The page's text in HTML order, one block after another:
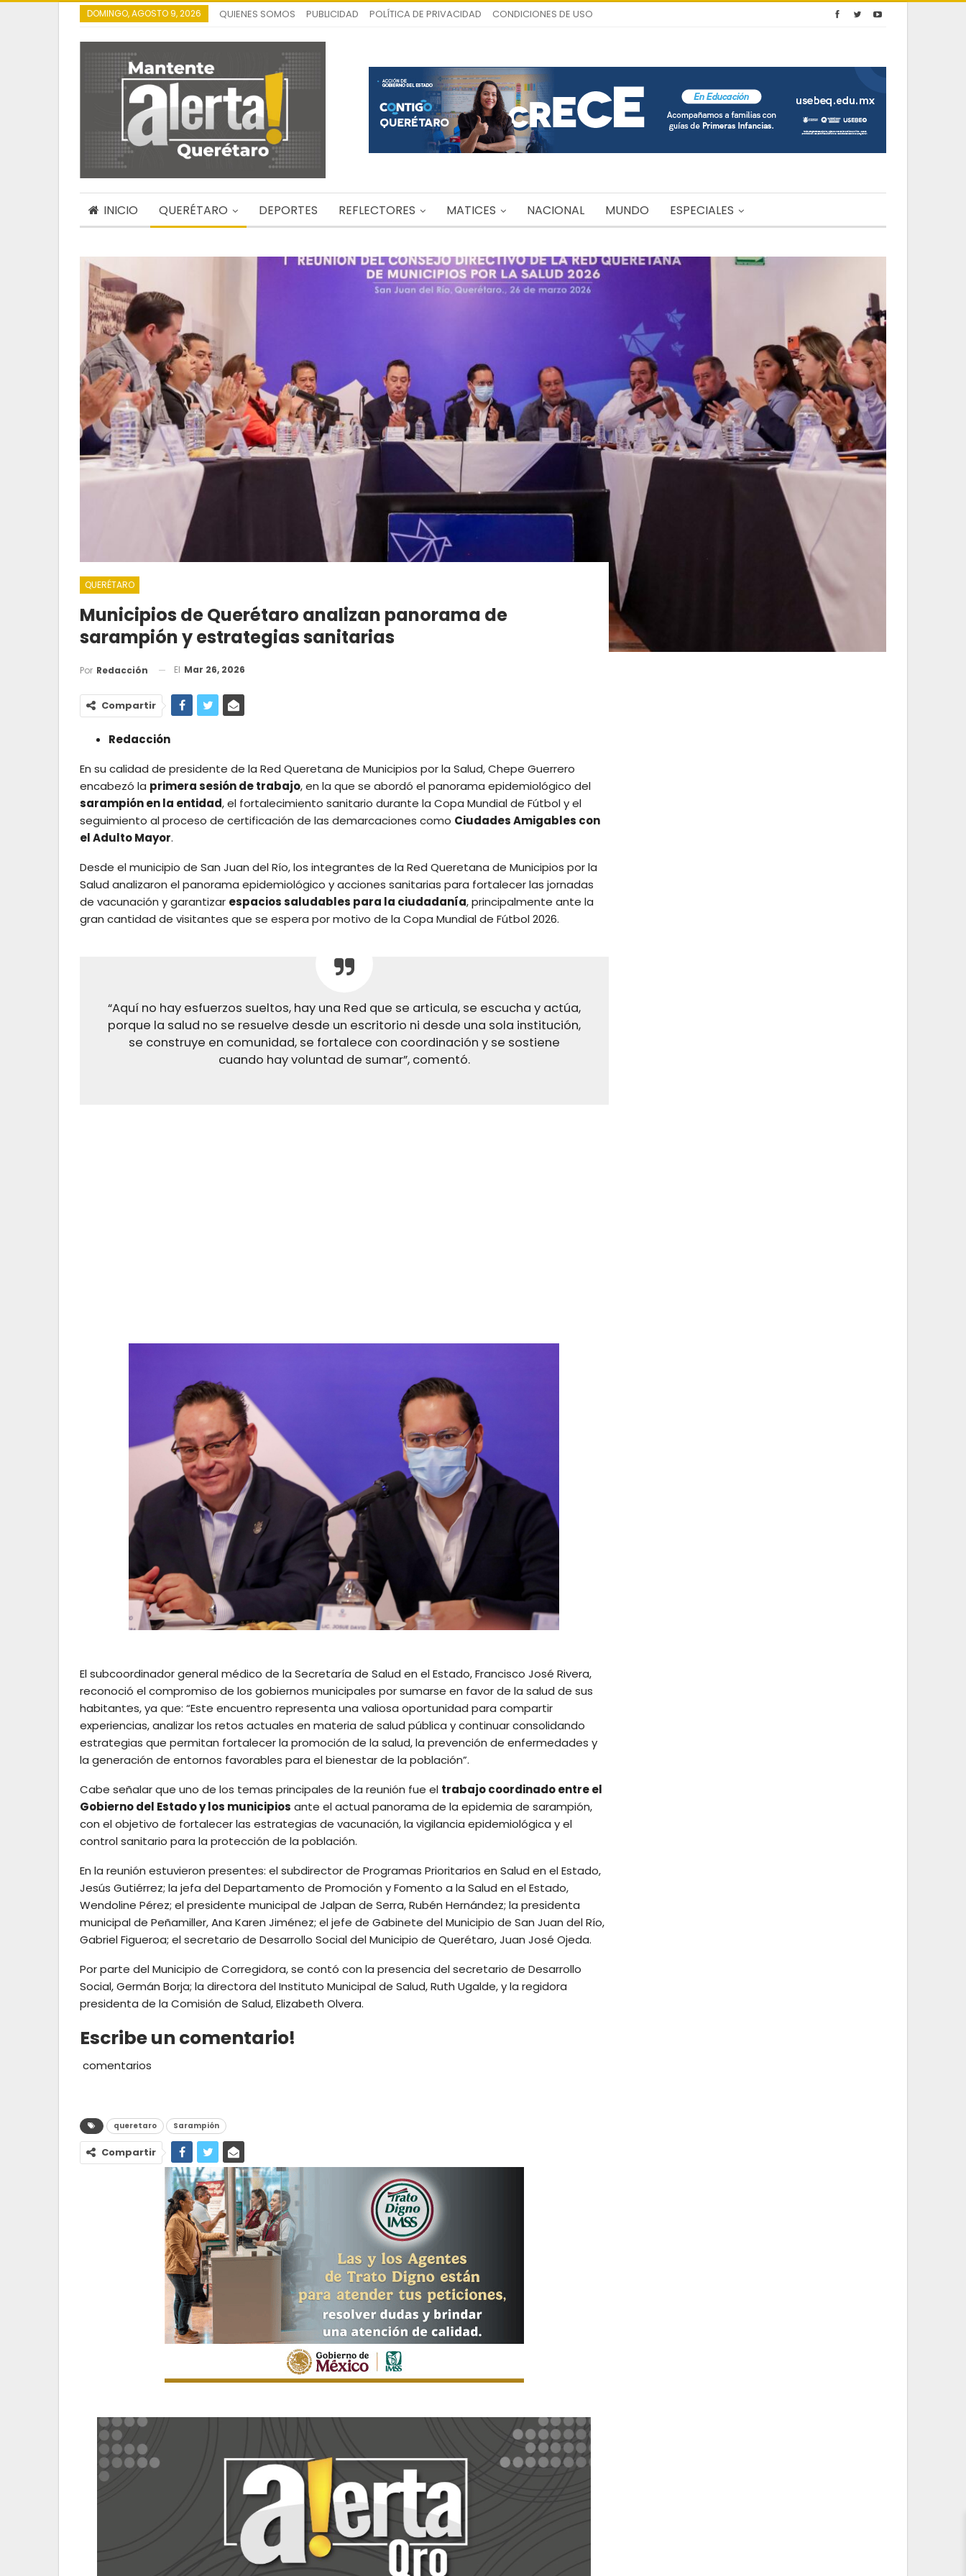
DOMINGO, AGOSTO 9, 2026 QUIENES SOMOS PUBLICIDAD POLÍTICA DE PRIVACIDAD CONDICIONES DE USO
INICIO QUERÉTARO DEPORTES REFLECTORES MATICES NACIONAL MUNDO ESPECIALES
QUERÉTARO
Municipios de Querétaro analizan panorama de
sarampión y estrategias sanitarias
Por Redacción El Mar 26, 2026
Compartir
Redacción
En su calidad de presidente de la Red Queretana de Municipios por la Salud, Chepe Guerrero
encabezó la primera sesión de trabajo, en la que se abordó el panorama epidemiológico del
sarampión en la entidad, el fortalecimiento sanitario durante la Copa Mundial de Fútbol y el
seguimiento al proceso de certificación de las demarcaciones como Ciudades Amigables con
el Adulto Mayor.
Desde el municipio de San Juan del Río, los integrantes de la Red Queretana de Municipios por la
Salud analizaron el panorama epidemiológico y acciones sanitarias para fortalecer las jornadas
de vacunación y garantizar espacios saludables para la ciudadanía, principalmente ante la
gran cantidad de visitantes que se espera por motivo de la Copa Mundial de Fútbol 2026.
“Aquí no hay esfuerzos sueltos, hay una Red que se articula, se escucha y actúa,
porque la salud no se resuelve desde un escritorio ni desde una sola institución,
se construye en comunidad, se fortalece con coordinación y se sostiene
cuando hay voluntad de sumar”, comentó.
El subcoordinador general médico de la Secretaría de Salud en el Estado, Francisco José Rivera,
reconoció el compromiso de los gobiernos municipales por sumarse en favor de la salud de sus
habitantes, ya que: “Este encuentro representa una valiosa oportunidad para compartir
experiencias, analizar los retos actuales en materia de salud pública y continuar consolidando
estrategias que permitan fortalecer la promoción de la salud, la prevención de enfermedades y
la generación de entornos favorables para el bienestar de la población”.
Cabe señalar que uno de los temas principales de la reunión fue el trabajo coordinado entre el
Gobierno del Estado y los municipios ante el actual panorama de la epidemia de sarampión,
con el objetivo de fortalecer las estrategias de vacunación, la vigilancia epidemiológica y el
control sanitario para la protección de la población.
En la reunión estuvieron presentes: el subdirector de Programas Prioritarios en Salud en el Estado,
Jesús Gutiérrez; la jefa del Departamento de Promoción y Fomento a la Salud en el Estado,
Wendoline Pérez; el presidente municipal de Jalpan de Serra, Rubén Hernández; la presidenta
municipal de Peñamiller, Ana Karen Jiménez; el jefe de Gabinete del Municipio de San Juan del Río,
Gabriel Figueroa; el secretario de Desarrollo Social del Municipio de Querétaro, Juan José Ojeda.
Por parte del Municipio de Corregidora, se contó con la presencia del secretario de Desarrollo
Social, Germán Borja; la directora del Instituto Municipal de Salud, Ruth Ugalde, y la regidora
presidenta de la Comisión de Salud, Elizabeth Olvera.
Escribe un comentario!
comentarios
queretaro Sarampión
Compartir